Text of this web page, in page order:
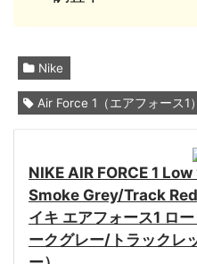
Nike
Air Force 1（エアフォース1）
NIKE AIR FORCE 1
Smoke Grey/Track
イキ エアフォース1 ロ
ークグレー/トラックレ